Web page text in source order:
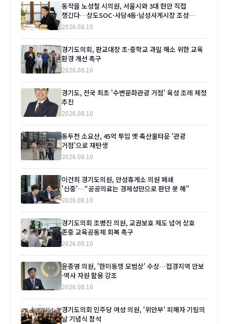
동작을 노성철 시의원, 서울시와 3대 현안 직접
챙긴다…상도SOC·사당4동·남성사계시장 조성
'본격화'
2026.08.10
경기도의회, 판교대장 초·중학교 과밀 해소 위한 교육
환경 개선 촉구
2026.08.10
경기도, 전국 최초 '수변문화관광 거점' 육성 조례 제정
추진
2026.08.10
동두천 소요산, 45억 투입 옛 축산물타운 '관광
거점'으로 재탄생
2026.08.10
이건희 경기도의원, 안성휴게소 의원 폐쇄
'신중'…“공공의료는 경제성만으로 판단 못 해”
2026.08.10
경기도의회 조병진 의원, 교권보호 제도 넘어 상호
존중 교육공동체 회복 촉구
2026.08.10
윤종영 의원, '한미동맹 모범상' 수상…접경지역 안보
·역사 자원 활용 강조
2026.08.10
경기도의회 민주당 여성 의원, '위안부' 피해자 기림의
날 기념식 참석